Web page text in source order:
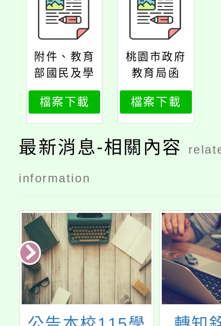
附件、教育
部國民及學
前教育署函
檔案下載
桃園市政府
教育局函
檔案下載
最新消息-相關內容
information